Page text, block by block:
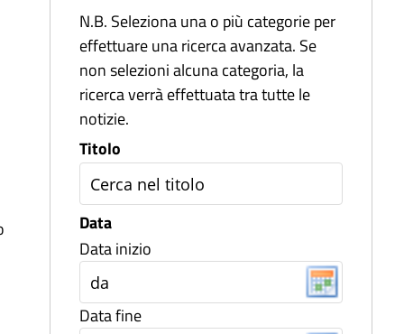
N.B. Seleziona una o più categorie per
effettuare una ricerca avanzata. Se
non selezioni alcuna categoria, la
ricerca verrà effettuata tra tutte le
notizie.
Titolo
Data
Data inizio
Data fine